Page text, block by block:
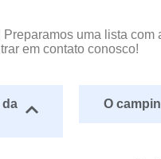
uma lista
em contato conosco!
da
O